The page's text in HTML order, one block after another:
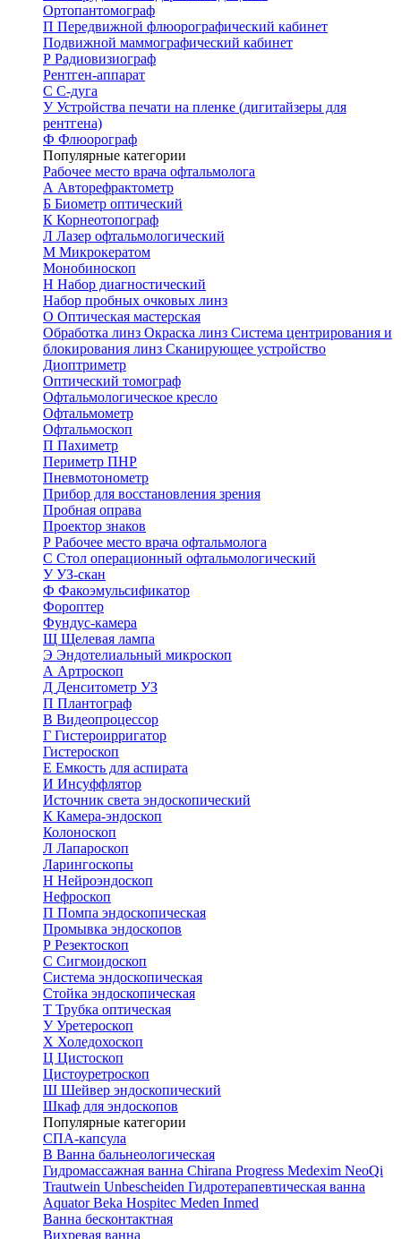
Ортопантомограф
П Передвижной флюорографический кабинет
Подвижной маммографический кабинет
Р Радиовизиограф
Рентген-аппарат
С С-дуга
УУстройства печати на пленке (дигитайзеры для
рентгена)
Ф Флюорограф
Популярные категории
Рабочее место врача офтальмолога
А Авторефрактометр
Б Биометр оптический
К Корнеотопограф
Л Лазер офтальмологический
М Микрокератом
Монобиноскоп
Н Набор диагностический
Набор пробных очковых линз
О Оптическая мастерская
Обработка линз Окраска линз Система центрирования и
блокирования линз Сканирующее устройство
Диоптриметр
Оптический томограф
Офтальмологическое кресло
Офтальмометр
Офтальмоскоп
П Пахиметр
Периметр ПНР
Пневмотонометр
Прибор для восстановления зрения
Пробная оправа
Проектор знаков
Р Рабочее место врача офтальмолога
С Стол операционный офтальмологический
УУЗ-скан
Ф Факоэмульсификатор
Фороптер
Фундус-камера
Щ Щелевая лампа
Э Эндотелиальный микроскоп
А Артроскоп
Д Денситометр УЗ
П Плантограф
В Видеопроцессор
Г Гистероирригатор
Гистероскоп
Е Емкость для аспирата
И Инсуффлятор
Источник света эндоскопический
К Камера-эндоскоп
Колоноскоп
Л Лапароскоп
Ларингоскопы
Н Нейроэндоскоп
Нефроскоп
П Помпа эндоскопическая
Промывка эндоскопов
Р Резектоскоп
С Сигмоидоскоп
Система эндоскопическая
Стойка эндоскопическая
Т Трубка оптическая
УУретероскоп
Х Холедохоскоп
Ц Цистоскоп
Цистоуретроскоп
Ш Шейвер эндоскопический
Шкаф для эндоскопов
Популярные категории
СПА-капсула
В Ванна бальнеологическая
Гидромассажная ванна Chirana Progress Medexim NeoQi
Trautwein Unbescheiden Гидротерапевтическая ванна
AquatorBeka Hospitec Meden Inmed
Ванна бесконтактная
Вихревая ванна